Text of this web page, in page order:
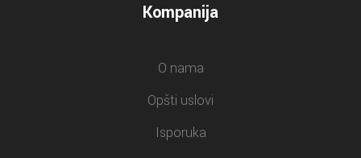
Kompanija
O nama
Opšti uslovi
Isporuka